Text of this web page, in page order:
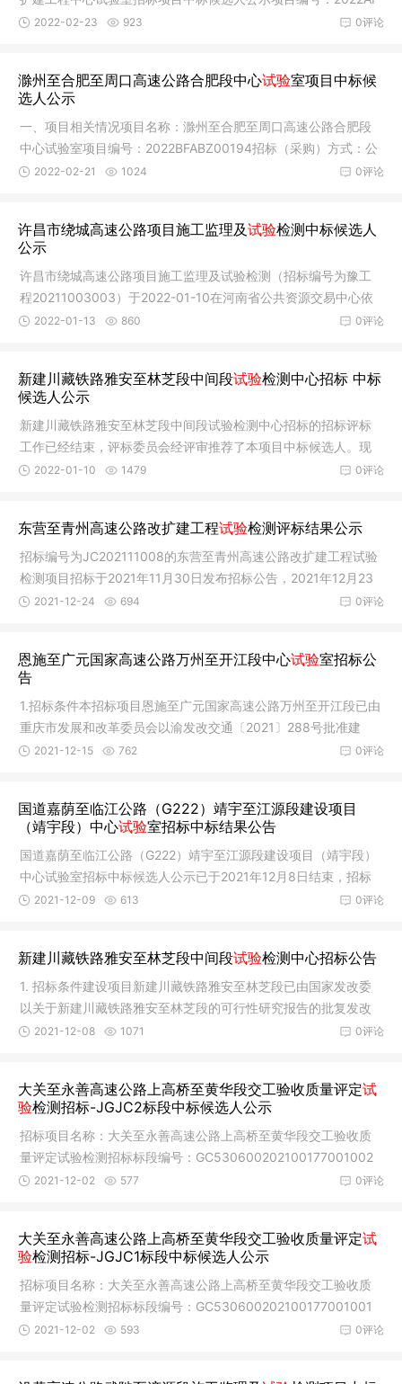
ABZ00108
0评论
2022-02-23 923
滁州至合肥至周口高速公路合肥段中心试验室项目中标候
选人公示
一、项目相关情况项目名称：滁州至合肥至周口高速公路合肥段
中心试验室项目编号：2022BFABZ00194招标（采购）方式：公
开招标招标
0评论
2022-02-21 1024
许昌市绕城高速公路项目施工监理及试验检测中标候选人
公示
许昌市绕城高速公路项目施工监理及试验检测（招标编号为豫工
程20211003003）于2022-01-10在河南省公共资源交易中心依
法进行公开
0评论
2022-01-13 860
新建川藏铁路雅安至林芝段中间段试验检测中心招标 中标
候选人公示
新建川藏铁路雅安至林芝段中间段试验检测中心招标的招标评标
工作已经结束，评标委员会经评审推荐了本项目中标候选人。现
就本次招
0评论
2022-01-10 1479
东营至青州高速公路改扩建工程试验检测评标结果公示
招标编号为JC202111008的东营至青州高速公路改扩建工程试验
检测项目招标于2021年11月30日发布招标公告，2021年12月23
日开标，现
0评论
2021-12-24 694
恩施至广元国家高速公路万州至开江段中心试验室招标公
告
1.招标条件本招标项目恩施至广元国家高速公路万州至开江段已由
重庆市发展和改革委员会以渝发改交通〔2021〕288号批准建
设，初步
0评论
2021-12-15 762
国道嘉荫至临江公路（G222）靖宇至江源段建设项目
（靖宇段）中心试验室招标中标结果公告
国道嘉荫至临江公路（G222）靖宇至江源段建设项目（靖宇段）
中心试验室招标中标候选人公示已于2021年12月8日结束，招标
人确定评
0评论
2021-12-09 613
新建川藏铁路雅安至林芝段中间段试验检测中心招标公告
1. 招标条件建设项目新建川藏铁路雅安至林芝段已由国家发改委
以关于新建川藏铁路雅安至林芝段的可行性研究报告的批复发改
基础〔2
0评论
2021-12-08 1071
大关至永善高速公路上高桥至黄华段交工验收质量评定试
验检测招标-JGJC2标段中标候选人公示
招标项目名称：大关至永善高速公路上高桥至黄华段交工验收质
量评定试验检测招标标段编号：GC530600202100177001002
标段名称：大
0评论
2021-12-02 577
大关至永善高速公路上高桥至黄华段交工验收质量评定试
验检测招标-JGJC1标段中标候选人公示
招标项目名称：大关至永善高速公路上高桥至黄华段交工验收质
量评定试验检测招标标段编号：GC530600202100177001001
标段名称：大
0评论
2021-12-02 593